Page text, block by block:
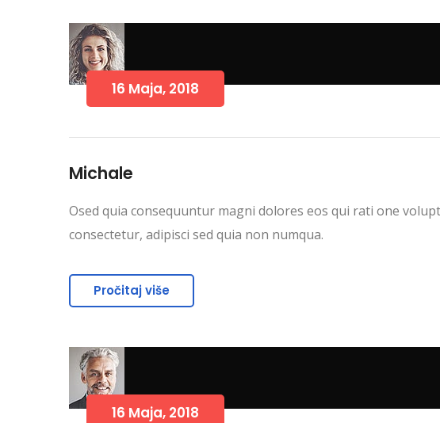
16 Maja, 2018
Michale
Osed quia consequuntur magni dolores eos qui rati one
consectetur, adipisci sed quia non numqua.
Pročitaj više
16 Maja, 2018